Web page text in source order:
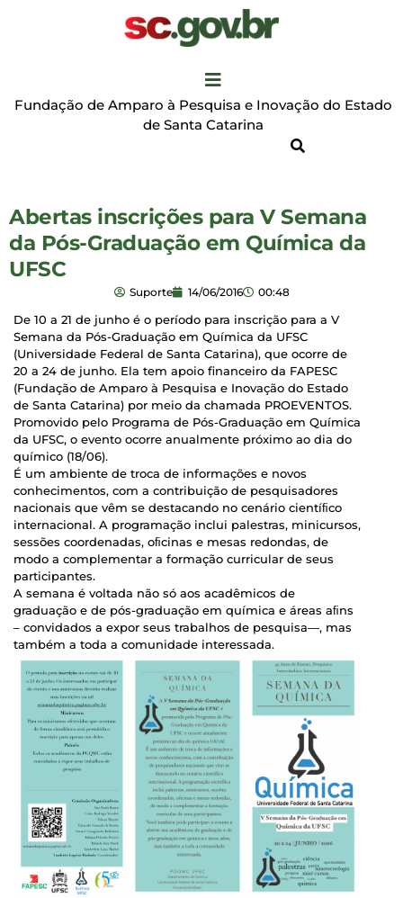
Fundação de Amparo à Pesquisa e Inovação do Estado
de Santa Catarina
Abertas inscrições para V Semana
da Pós-Graduação em Química da
UFSC
Suporte 14/06/2016 00:48
De 10 a 21 de junho é o período para inscrição para a V
Semana da Pós-Graduação em Química da UFSC
(Universidade Federal de Santa Catarina), que ocorre de
20 a 24 de junho. Ela tem apoio financeiro da FAPESC
(Fundação de Amparo à Pesquisa e Inovação do Estado
de Santa Catarina) por meio da chamada PROEVENTOS.
Promovido pelo Programa de Pós-Graduação em Química
da UFSC, o evento ocorre anualmente próximo ao dia do
químico (18/06).
É um ambiente de troca de informações e novos
conhecimentos, com a contribuição de pesquisadores
nacionais que vêm se destacando no cenário cientíﬁco
internacional. A programação inclui palestras, minicursos,
sessões coordenadas, oﬁcinas e mesas redondas, de
modo a complementar a formação curricular de seus
participantes.
A semana é voltada não só aos acadêmicos de
graduação e de pós-graduação em química e áreas aﬁns
– convidados a expor seus trabalhos de pesquisa—, mas
também a toda a comunidade interessada.